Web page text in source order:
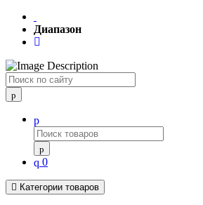
Диапазон
Поиск
0
Категории товаров